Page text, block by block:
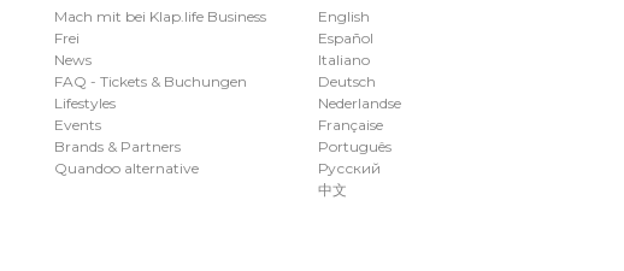
English
Español
Italiano
Deutsch
Nederlandse
Française
Português
Русский
中文
Mach mit bei Klap.life Business
Frei
News
FAQ - Tickets & Buchungen
Lifestyles
Events
Brands & Partners
Quandoo alternative